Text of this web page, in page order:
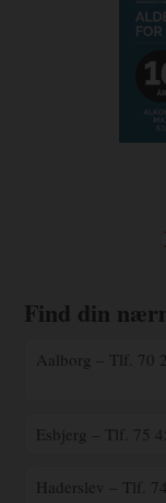
Find din
Aalborg – Tlf. 70
Esbjerg – Tlf. 75
Haderslev – Tlf.